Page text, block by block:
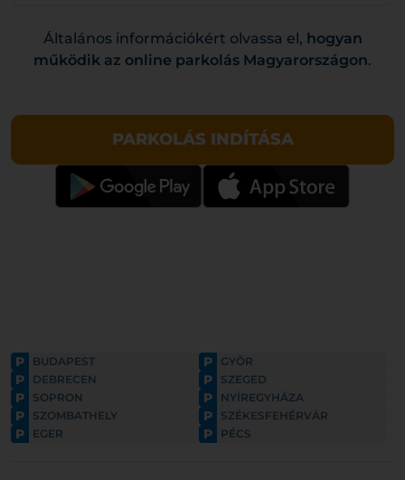
Általános információkért olvassa el, hogyan
működik az online parkolás Magyarországon.
PARKOLÁS INDÍTÁSA
P BUDAPEST P GYŐR
P DEBRECEN P SZEGED
P SOPRON P NYÍREGYHÁZA
P SZOMBATHELY P SZÉKESFEHÉRVÁR
P EGER P PÉCS